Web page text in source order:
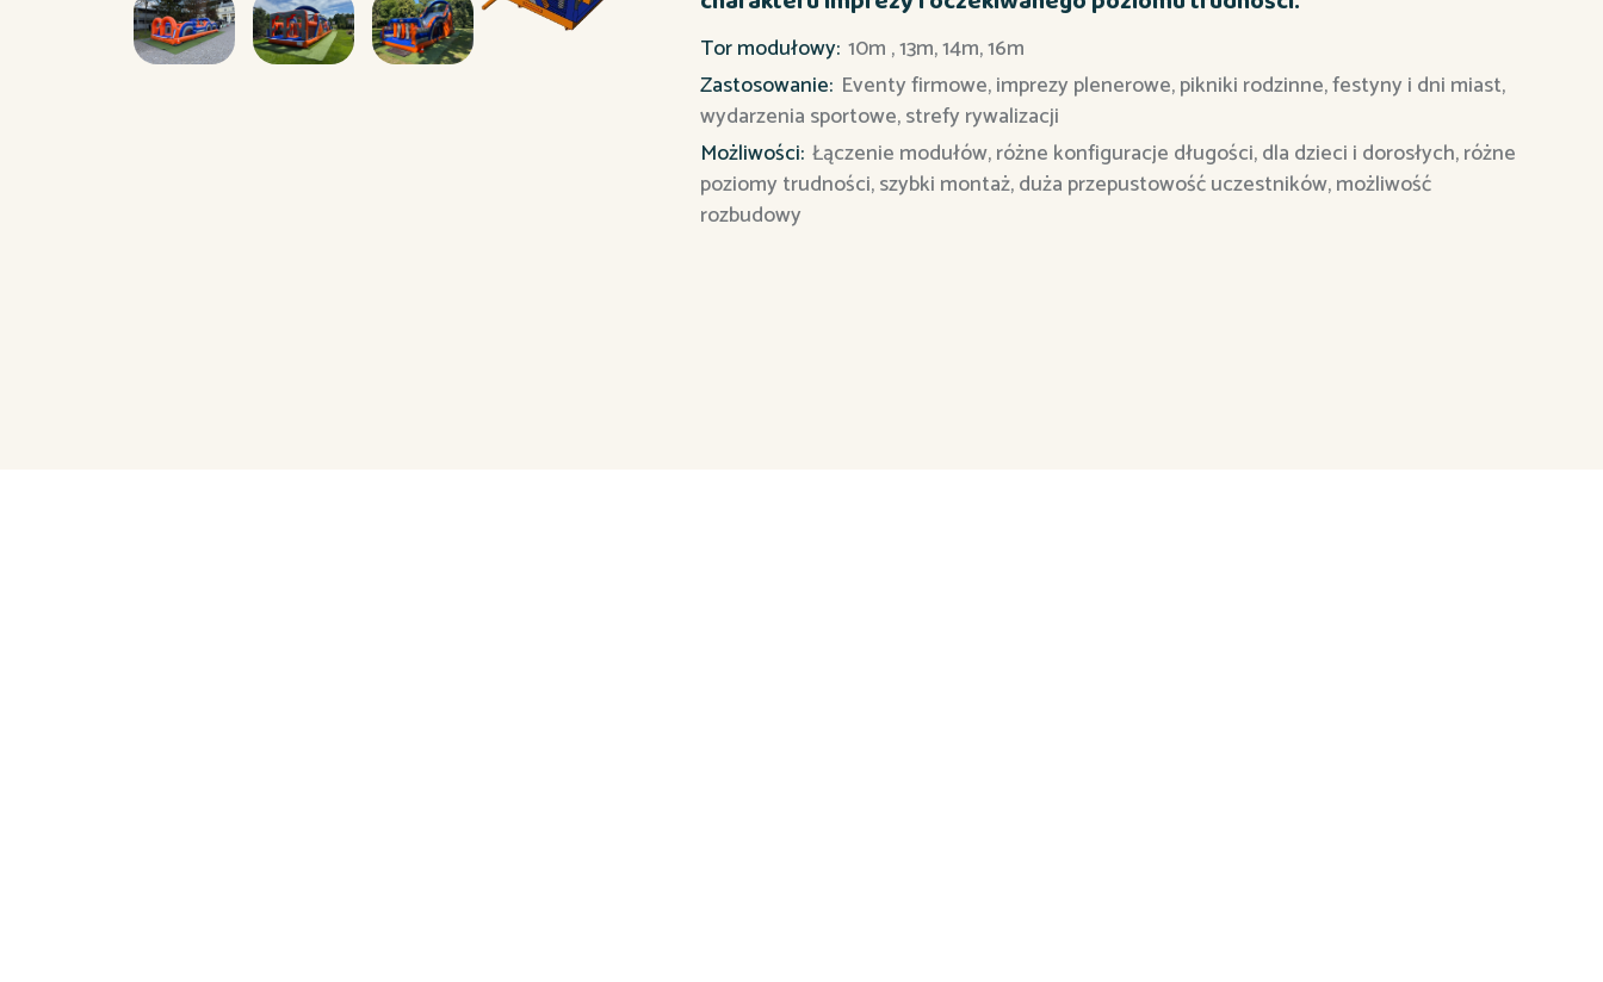
Tor modułowy: 10m , 13m, 14m, 16m
Zastosowanie: Eventy firmowe, imprezy plenerowe, pikniki rodzinne, festyny i dni miast,
wydarzenia sportowe, strefy rywalizacji
Możliwości: Łączenie modułów, różne konfiguracje długości, dla dzieci i dorosłych, różne
poziomy trudności, szybki montaż, duża przepustowość uczestników, możliwość
rozbudowy